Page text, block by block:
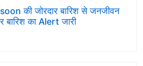
की जोरदार बारिश से जनजीवन
का Alert जारी